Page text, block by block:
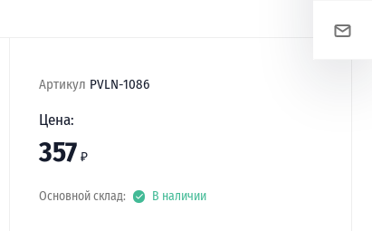
Артикул PVLN-1086
Цена:
357 ₽
Основной склад: В наличии